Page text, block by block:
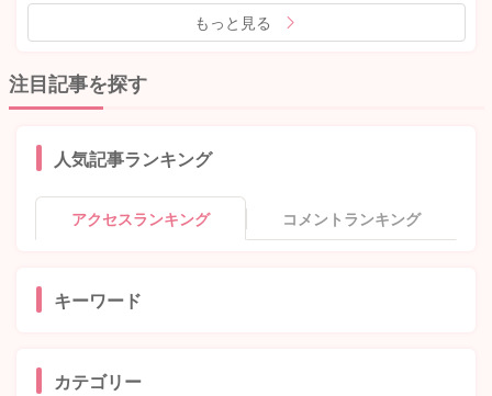
もっと見る
注目記事を探す
人気記事ランキング
アクセスランキング コメントランキング
キーワード
カテゴリー